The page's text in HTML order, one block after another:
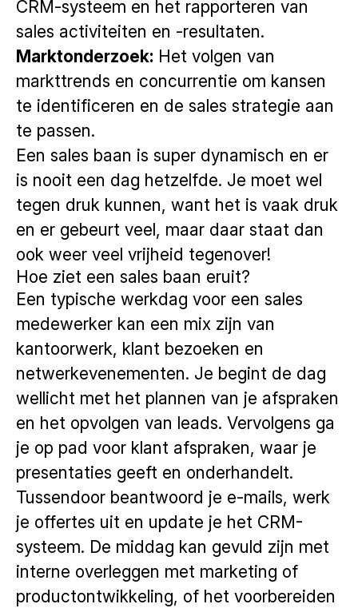
CRM-systeem en het rapporteren van
sales activiteiten en -resultaten.
Marktonderzoek: Het volgen van
markttrends en concurrentie om kansen
te identificeren en de sales strategie aan
te passen.
Een sales baan is super dynamisch en er
is nooit een dag hetzelfde. Je moet wel
tegen druk kunnen, want het is vaak druk
en er gebeurt veel, maar daar staat dan
ook weer veel vrijheid tegenover!
Hoe ziet een sales baan eruit?
Een typische werkdag voor een sales
medewerker kan een mix zijn van
kantoorwerk, klant bezoeken en
netwerkevenementen. Je begint de dag
wellicht met het plannen van je afspraken
en het opvolgen van leads. Vervolgens ga
je op pad voor klant afspraken, waar je
presentaties geeft en onderhandelt.
Tussendoor beantwoord je e-mails, werk
je offertes uit en update je het CRM-
systeem. De middag kan gevuld zijn met
interne overleggen met marketing of
productontwikkeling, of het voorbereiden